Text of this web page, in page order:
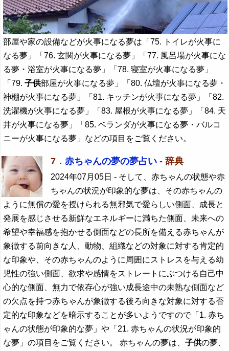
部屋や家の設備などが火事になる夢は「75. トイレが火事に
なる夢」「76. 玄関が火事になる夢」「77. 風呂場が火事にな
る夢・浴室が火事になる夢」「78. 寝室が火事になる夢」
「79.子供部屋が火事になる夢」「80. 仏壇が火事になる夢・
神棚が火事になる夢」「81. キッチンが火事になる夢」「82.
洗濯機が火事になる夢」「83. 屋根が火事になる夢」「84. 天
井が火事になる夢」「85. ベランダが火事になる夢・バルコ
ニーが火事になる夢」などの項目をご覧ください。
7． 赤ちゃんの夢の夢占い - 辞典
2024年07月05日 - そして、赤ちゃんの状態や赤
ちゃんの状況が印象的な夢は、その赤ちゃんの
ように無償の愛を授けられる無邪気で愛らしい側面、成長と
発展を感じさせる新鮮なエネルギーに満ちた側面、未来への
希望や幸福感を抱かせる側面などの長所を備える赤ちゃんが
象徴する前向きな人、動物、組織などの対象に対する肯定的
な印象や、その赤ちゃんのように周囲にストレスを与える幼
児性の強い側面、欲求や感情をストレートにぶつける自己中
心的な側面、無力で依存心が強い成長途中の未熟な側面など
の欠点を持つ赤ちゃんが象徴する後ろ向きな対象に対する否
定的な印象などを暗示することが多いようですので「1. 赤ち
ゃんの状態が印象的な夢」や「21. 赤ちゃんの状況が印象的
な夢」の項目をご覧ください。 赤ちゃんの夢は、子供の夢、